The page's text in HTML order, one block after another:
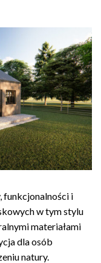
funkcjonalności i
w tym stylu
materiałami
dla osób
natury.